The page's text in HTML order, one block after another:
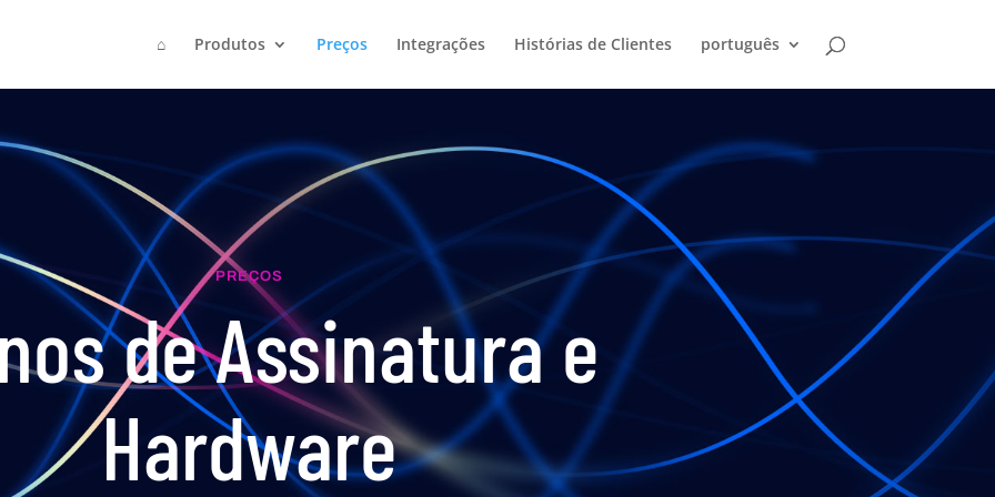
⌂ Produtos Preços Integrações Histórias de Clientes português
PREÇOS
de Assinatura e
Hardware